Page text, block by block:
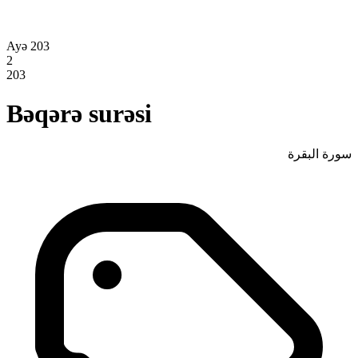
Ayə 203
2
203
Bəqərə surəsi
سورة البقرة